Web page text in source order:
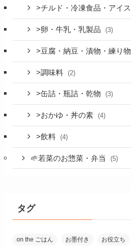
>チルド・冷凍食品・アイス
>卵・牛乳・乳製品 (3)
>豆腐・納豆・漬物・練り物
>調味料 (2)
>缶詰・瓶詰・乾物 (3)
>おかゆ・丼の素 (4)
>飲料 (4)
🌱若菜のお惣菜・弁当 (5)
タグ
on the ごはん お墨付き お役立ち